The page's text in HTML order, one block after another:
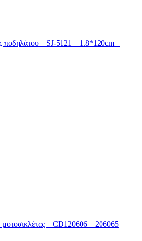
ποδηλάτου – SJ-5121 – 1.8*120cm –
– CD120606 – 206065